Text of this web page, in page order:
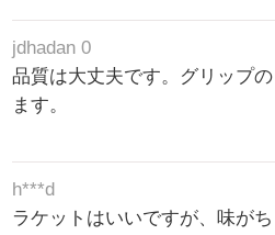
jdhadan 0
品質は大丈夫です。グリップ
ます。
h***d
ラケットはいいですが、味がち